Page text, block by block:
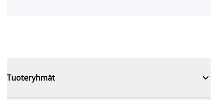
Tuoteryhmät 